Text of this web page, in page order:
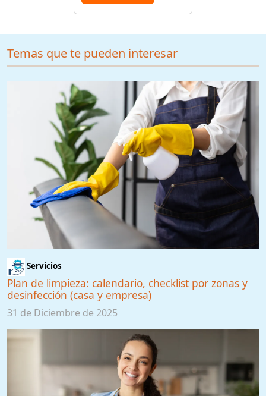
Temas que te pueden interesar
Servicios
Plan de limpieza: calendario, checklist por zonas y
desinfección (casa y empresa)
31 de Diciembre de 2025